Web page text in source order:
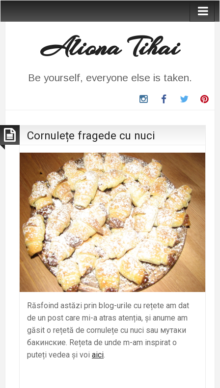
Aliona Tihai
Be yourself, everyone else is taken.
instagramFacebookTwitter
Cornulețe fragede cu nuci
Răsfoind astăzi prin blog-urile cu rețete am dat
de un post care mi-a atras atenția, și anume am
găsit o rețetă de cornulețe cu nuci sau мутаки
бакинские. Rețeta de unde m-am inspirat o
puteți vedea și voi aici.